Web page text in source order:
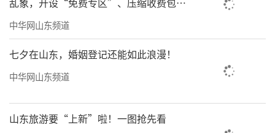
例70%以上
中华网山东频道
七夕在山东，婚姻登记还能如此浪漫！
中华网山东频道
山东旅游要“上新”啦！一图抢先看